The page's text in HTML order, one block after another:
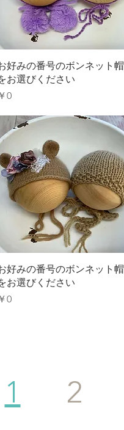
クイックビュー
好みの番号のボンネット
お選びください
価格
￥0
クイックビュー
好みの番号のボンネット
お選びください
価格
￥0
1 2